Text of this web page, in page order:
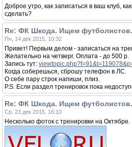
Доброе утро, как записаться в ваш клуб,
сделать?
Re: ФК Шкода. Ищем футболистов.
Пн, 14 дек 2015, 10:32
Привет! Первым делом - записаться на
Желательно на четверг. Оплата - до 500 р.
Запись тут:
Когда соберешься, сброшу телефон в ЛС.
О себе пару строк напиши, плиз.
P.S. Если раздел тренировок пока
Re: ФК Шкода. Ищем футболистов.
Ср, 23 дек 2015, 16:10
Несколько фоток с тренировки на Октябре.